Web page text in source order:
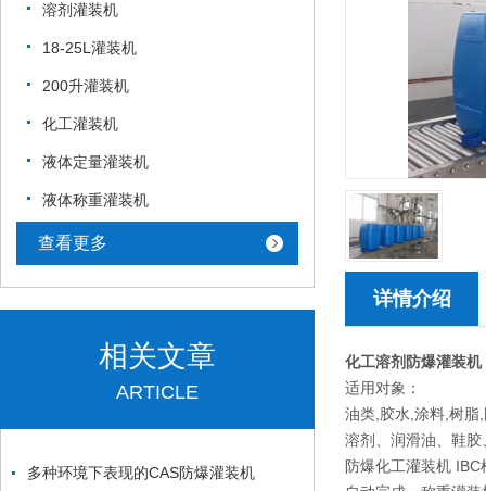
溶剂灌装机
18-25L灌装机
200升灌装机
化工灌装机
液体定量灌装机
液体称重灌装机
查看更多
相关文章
ARTICLE
多种环境下表现的CAS防爆灌装机
详情介绍
化工溶剂防爆灌装机
适用对象：
油类,胶水,涂料,树脂
溶剂、润滑油、鞋
防爆化工灌装机